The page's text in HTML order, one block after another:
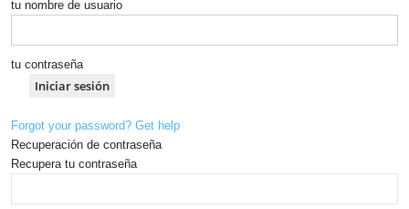
tu nombre de usuario
tu contraseña
Forgot your password? Get help
Recuperación de contraseña
Recupera tu contraseña